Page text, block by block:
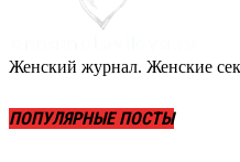
Женский журнал. Женские
ПОПУЛЯРНЫЕ ПОСТЫ